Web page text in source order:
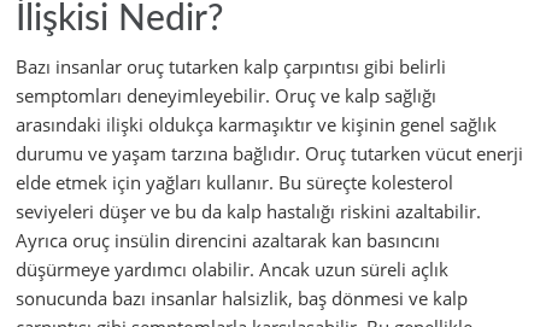
İlişkisi Nedir?
Bazı insanlar oruç tutarken kalp çarpıntısı gibi belirli
semptomları deneyimleyebilir. Oruç ve kalp sağlığı
arasındaki ilişki oldukça karmaşıktır ve kişinin genel sağlık
durumu ve yaşam tarzına bağlıdır. Oruç tutarken vücut enerji
elde etmek için yağları kullanır. Bu süreçte kolesterol
seviyeleri düşer ve bu da kalp hastalığı riskini azaltabilir.
Ayrıca oruç insülin direncini azaltarak kan basıncını
düşürmeye yardımcı olabilir. Ancak uzun süreli açlık
sonucunda bazı insanlar halsizlik, baş dönmesi ve kalp